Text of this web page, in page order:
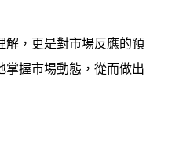
解，更是對市場反應的預
握市場動態，從而做出